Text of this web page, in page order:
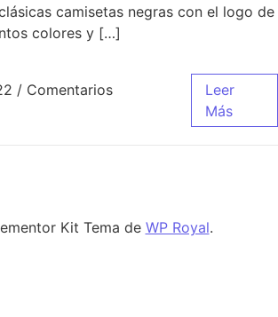
camisetas negras con el logo de
colores y […]
/ Comentarios
21/22: Las Mejores Camisetas
Leer
Más
Kit Tema de WP Royal.